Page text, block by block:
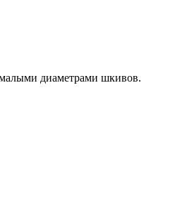
диаметрами шкивов.